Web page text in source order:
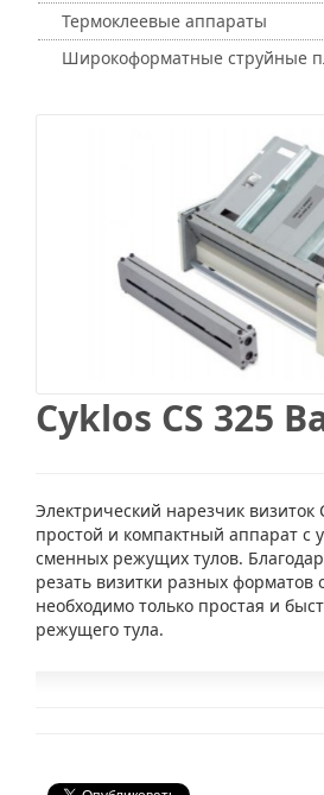
Термоклеевые аппараты
Широкоформатные струйные
Cyklos CS 325
Электрический нарезчик визиток
простой и компактный аппарат с
сменных режущих тулов.
резать визитки разных форматов
необходимо только простая и
режущего тула.